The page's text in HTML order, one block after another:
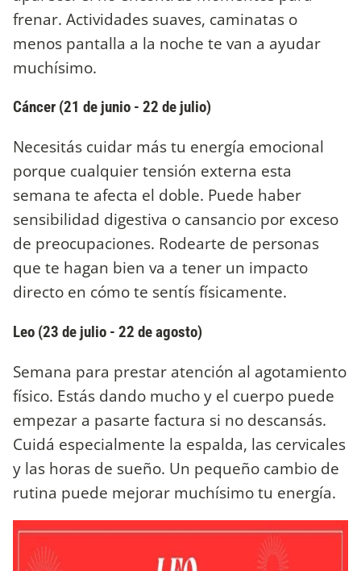
frenar. Actividades suaves, caminatas o
menos pantalla a la noche te van a ayudar
muchísimo.
Cáncer (21 de junio - 22 de julio)
Necesitás cuidar más tu energía emocional
porque cualquier tensión externa esta
semana te afecta el doble. Puede haber
sensibilidad digestiva o cansancio por exceso
de preocupaciones. Rodearte de personas
que te hagan bien va a tener un impacto
directo en cómo te sentís físicamente.
Leo (23 de julio - 22 de agosto)
Semana para prestar atención al agotamiento
físico. Estás dando mucho y el cuerpo puede
empezar a pasarte factura si no descansás.
Cuidá especialmente la espalda, las cervicales
y las horas de sueño. Un pequeño cambio de
rutina puede mejorar muchísimo tu energía.